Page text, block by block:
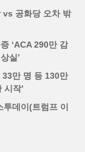
vs 공화당 오차 밖
‘ACA 290만 감
실’
33만 명 등 130만
시작’
데이(트럼프 이